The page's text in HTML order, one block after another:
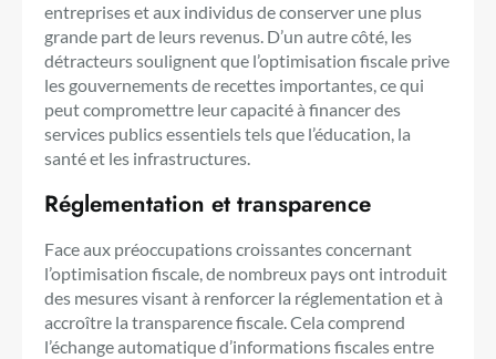
entreprises et aux individus de conserver une plus
grande part de leurs revenus. D’un autre côté, les
détracteurs soulignent que l’optimisation fiscale prive
les gouvernements de recettes importantes, ce qui
peut compromettre leur capacité à financer des
services publics essentiels tels que l’éducation, la
santé et les infrastructures.
Réglementation et transparence
Face aux préoccupations croissantes concernant
l’optimisation fiscale, de nombreux pays ont introduit
des mesures visant à renforcer la réglementation et à
accroître la transparence fiscale. Cela comprend
l’échange automatique d’informations fiscales entre